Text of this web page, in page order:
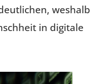
weshalb
in digitale